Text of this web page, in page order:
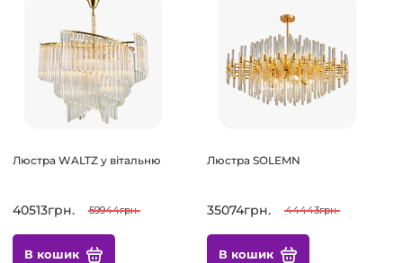
Люстра WALTZ у вітальню
40513грн. 59944грн.
В кошик
Люстра SOLEMN
35074грн. 44443грн.
В кошик